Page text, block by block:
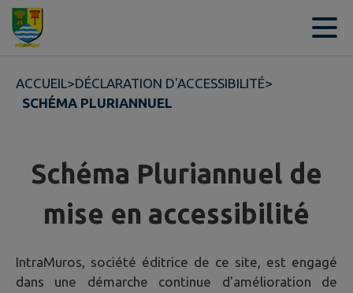
Contenu
ACCUEIL>DÉCLARATION D'ACCESSIBILITÉ>
SCHÉMA PLURIANNUEL
Schéma Pluriannuel de
mise en accessibilité
IntraMuros, société éditrice de ce site, est engagé
dans une démarche continue d'amélioration de